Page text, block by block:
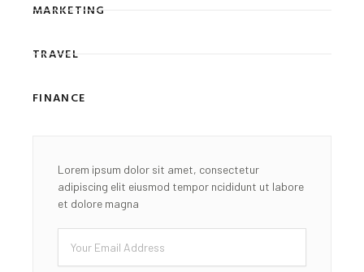
MARKETING
TRAVEL
FINANCE
Lorem ipsum dolor sit amet, consectetur
adipiscing elit eiusmod tempor ncididunt ut labore
et dolore magna
Email